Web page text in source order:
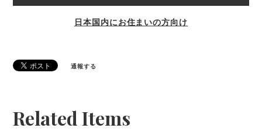
日本国内にお住まいの方向け
通報する
Related Items